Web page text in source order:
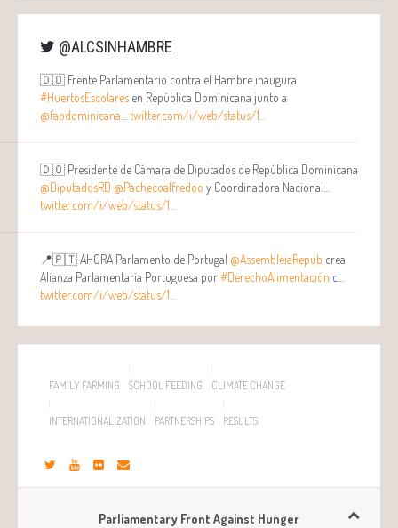
@ALCSINHAMBRE
🇩🇴 Frente Parlamentario contra el Hambre inaugura
#HuertosEscolares en República Dominicana junto a
@faodominicana
twitter.com/i/web/status/1…
🇩🇴 Presidente de Cámara de Diputados de República Dominicana
@DiputadosRD @Pachecoalfredoo y Coordinadora Nacional…
twitter.com/i/web/status/1…
📍🇵🇹 AHORA Parlamento de Portugal @AssembleiaRepub crea
Alianza Parlamentaria Portuguesa por#DerechoAlimentación c…
twitter.com/i/web/status/1…
FAMILY FARMING SCHOOL FEEDING CLIMATE CHANGE
INTERNATIONALIZATION PARTNERSHIPS RESULTS
Parliamentary Front Against Hunger